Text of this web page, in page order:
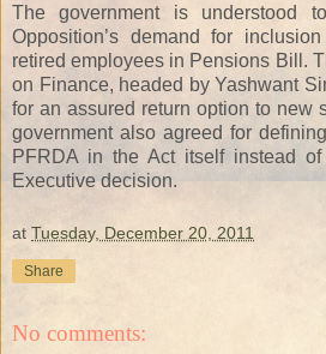
The government is understood
Opposition’s demand for
retired employees in Pensions Bill.
on Finance, headed by Yashwant
for an assured return option to new
government also agreed for
PFRDA in the Act itself instead
Executive decision.
at Tuesday, December 20, 2011
Share
No comments: